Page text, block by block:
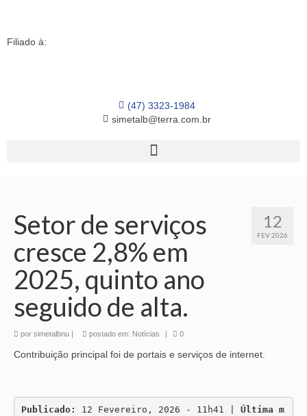
Filiado à:
(47) 3323-1984
simetalb@terra.com.br
12
FEV 2026
Setor de serviços
cresce 2,8% em
2025, quinto ano
seguido de alta.
por simetalbnu | postado em: Notícias | 0
Contribuição principal foi de portais e serviços de internet.
Publicado: 12 Fevereiro, 2026 - 11h41 | Última m